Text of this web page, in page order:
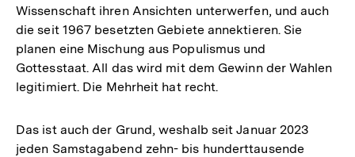
Wissenschaft ihren Ansichten unterwerfen, und auch
die seit 1967 besetzten Gebiete annektieren. Sie
planen eine Mischung aus Populismus und
Gottesstaat. All das wird mit dem Gewinn der Wahlen
legitimiert. Die Mehrheit hat recht.
Das ist auch der Grund, weshalb seit Januar 2023
jeden Samstagabend zehn- bis hunderttausende